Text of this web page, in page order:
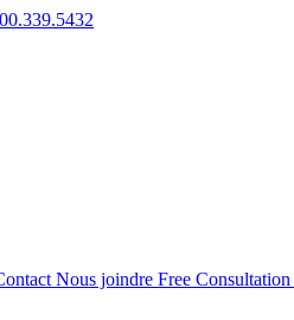
Nous joindre Free Consultation